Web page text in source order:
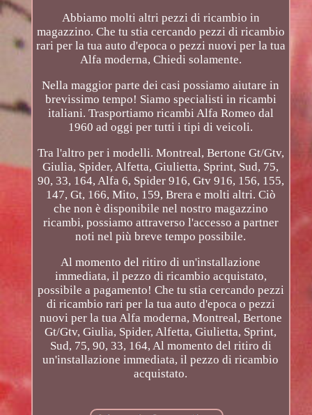
Abbiamo molti altri pezzi di ricambio in
magazzino. Che tu stia cercando pezzi di ricambio
rari per la tua auto d'epoca o pezzi nuovi per la tua
Alfa moderna, Chiedi solamente.
Nella maggior parte dei casi possiamo aiutare in
brevissimo tempo! Siamo specialisti in ricambi
italiani. Trasportiamo ricambi Alfa Romeo dal
1960 ad oggi per tutti i tipi di veicoli.
Tra l'altro per i modelli. Montreal, Bertone Gt/Gtv,
Giulia, Spider, Alfetta, Giulietta, Sprint, Sud, 75,
90, 33, 164, Alfa 6, Spider 916, Gtv 916, 156, 155,
147, Gt, 166, Mito, 159, Brera e molti altri. Ciò
che non è disponibile nel nostro magazzino
ricambi, possiamo attraverso l'accesso a partner
noti nel più breve tempo possibile.
Al momento del ritiro di un'installazione
immediata, il pezzo di ricambio acquistato,
possibile a pagamento! Che tu stia cercando pezzi
di ricambio rari per la tua auto d'epoca o pezzi
nuovi per la tua Alfa moderna, Montreal, Bertone
Gt/Gtv, Giulia, Spider, Alfetta, Giulietta, Sprint,
Sud, 75, 90, 33, 164, Al momento del ritiro di
un'installazione immediata, il pezzo di ricambio
acquistato.